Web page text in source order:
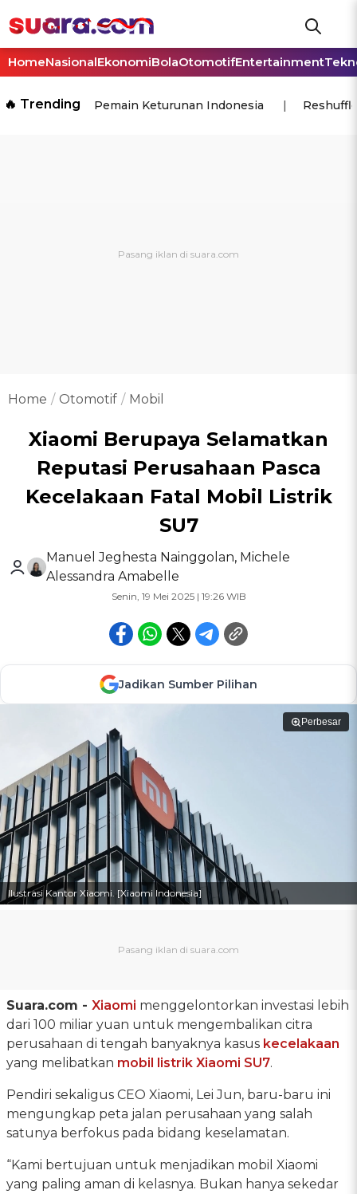
HomeNasionalEkonomiBolaOtomotifEntertainment
🔥 Trending Pemain Keturunan Indonesia
Home Otomotif Mobil
Xiaomi Berupaya Selamatkan
Reputasi Perusahaan Pasca
Kecelakaan Fatal Mobil Listrik
SU7
Manuel Jeghesta Nainggolan, Michele
Alessandra Amabelle
Senin, 19 Mei 2025 | 19:26 WIB
Jadikan Sumber Pilihan
Perbesar
Ilustrasi Kantor Xiaomi. [Xiaomi Indonesia]
Suara.com - Xiaomi menggelontorkan investasi lebih
dari 100 miliar yuan untuk mengembalikan citra
perusahaan di tengah banyaknya kasus kecelakaan
yang melibatkan mobil listrik Xiaomi SU7.
Pendiri sekaligus CEO Xiaomi, Lei Jun, baru-baru ini
mengungkap peta jalan perusahaan yang salah
satunya berfokus pada bidang keselamatan.
“Kami bertujuan untuk menjadikan mobil Xiaomi
yang paling aman di kelasnya. Bukan hanya sekedar